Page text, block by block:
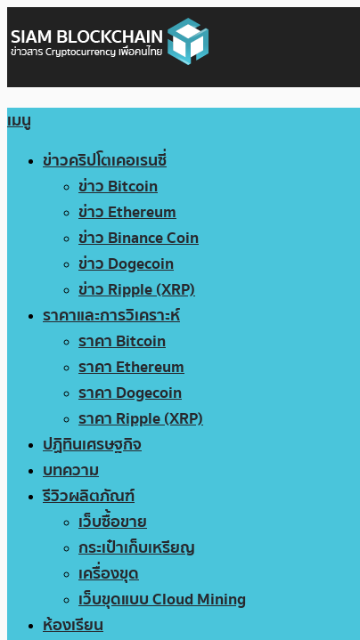
เมนู
ข่าวคริปโตเคอเรนซี่
ข่าว Bitcoin
ข่าว Ethereum
ข่าว Binance Coin
ข่าว Dogecoin
ข่าว Ripple (XRP)
ราคาและการวิเคราะห์
ราคา Bitcoin
ราคา Ethereum
ราคา Dogecoin
ราคา Ripple (XRP)
ปฏิทินเศรษฐกิจ
บทความ
รีวิวผลิตภัณฑ์
เว็บซื้อขาย
กระเป๋าเก็บเหรียญ
เครื่องขุด
เว็บขุดแบบ Cloud Mining
ห้องเรียน